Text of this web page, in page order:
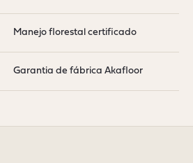
Manejo florestal certificado
Garantia de fábrica Akafloor